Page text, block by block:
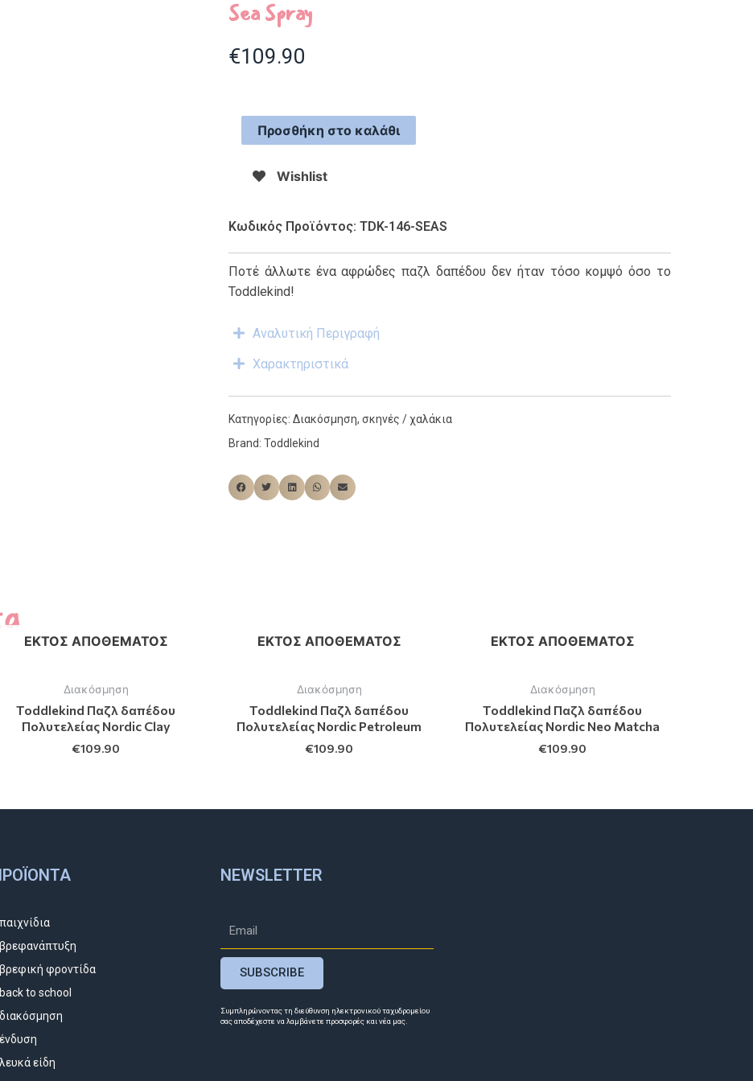
Sea Spray
€109.90
Προσθήκη στο καλάθι
Wishlist
Κωδικός Προϊόντος: TDK-146-SEAS
Ποτέ άλλωτε ένα αφρώδες παζλ δαπέδου δεν ήταν τόσο κομψό όσο το
Toddlekind!
Αναλυτική Περιγραφή
Χαρακτηριστικά
Κατηγορίες: Διακόσμηση, σκηνές / χαλάκια
Brand: Toddlekind
ΕΚΤΌΣ ΑΠΟΘΈΜΑΤΟΣ
Διακόσμηση
Toddlekind Παζλ δαπέδου
Πολυτελείας Nordic Clay
€109.90
ΕΚΤΌΣ ΑΠΟΘΈΜΑΤΟΣ
Διακόσμηση
Toddlekind Παζλ δαπέδου
Πολυτελείας Nordic Petroleum
€109.90
ΕΚΤΌΣ ΑΠΟΘΈΜΑΤΟΣ
Διακόσμηση
Toddlekind Παζλ δαπέδου
Πολυτελείας Nordic Neo Matcha
€109.90
παιχνίδια
βρεφανάπτυξη
βρεφική φροντίδα
back to school
διακόσμηση
ένδυση
λευκά είδη
NEWSLETTER
SUBSCRIBE
Συμπληρώνοντας τη διεύθυνση ηλεκτρονικού ταχυδρομείου
σας αποδέχεστε να λαμβάνετε προσφορές και νέα μας.